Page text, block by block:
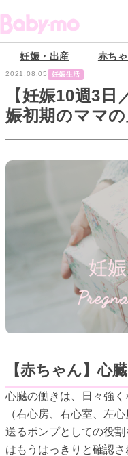
妊娠・出産 赤ち
2021.08.05 妊娠生活
【妊娠10週3
娠初期のママ
【赤ちゃん】心
心臓の働きは、日々強
（右心房、右心室、左
送るポンプとしての役
はもうはっきりと確認